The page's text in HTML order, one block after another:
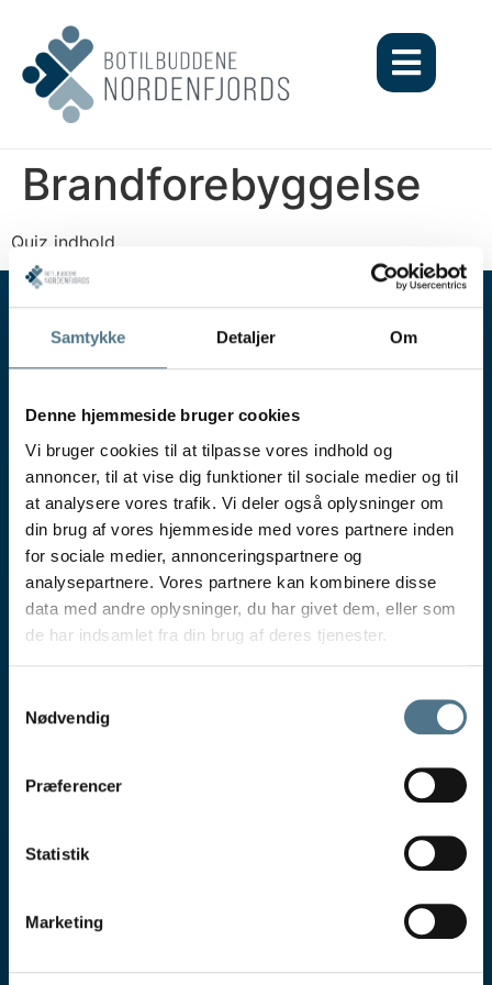
Samtykke Detaljer Om
Denne hjemmeside bruger cookies
Vi bruger cookies til at tilpasse vores indhold og
annoncer, til at vise dig funktioner til sociale medier og til
at analysere vores trafik. Vi deler også oplysninger om
din brug af vores hjemmeside med vores partnere inden
for sociale medier, annonceringspartnere og
analysepartnere. Vores partnere kan kombinere disse
data med andre oplysninger, du har givet dem, eller som
de har indsamlet fra din brug af deres tjenester.
Nødvendig
Præferencer
Statistik
Marketing
Brandforebyggelse
Quiz indhold
Virksomheden
Ølandvej 46, 9460 Brovst
96 50 71 00
info@btnf.dk
Åbningstider
Lør - Søn: Lukket
Persondatapolitik
Annesminde